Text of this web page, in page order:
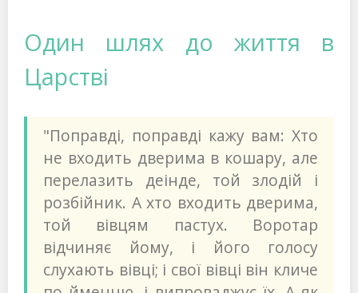
Один шлях до життя в
Царстві
"Поправді, поправді кажу вам: Хто
не входить дверима в кошару, але
перелазить деінде, той злодій і
розбійник. А хто входить дверима,
той вівцям пастух. Воротар
відчиняє йому, і його голосу
слухають вівці; і свої вівці він кличе